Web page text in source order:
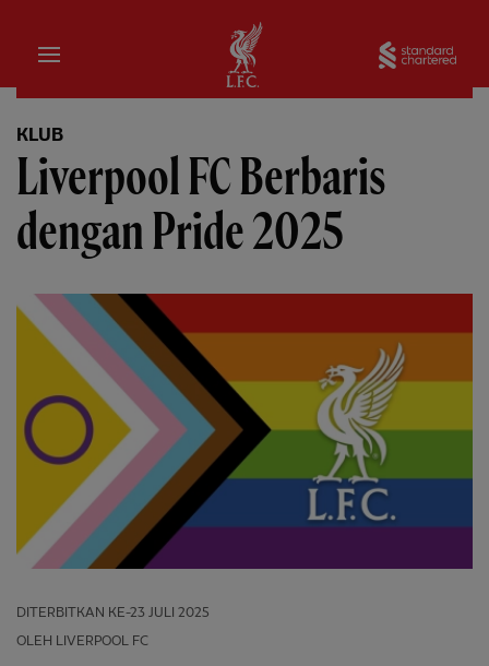
Rumah
KLUB
Liverpool FC Berbaris
dengan Pride 2025
DITERBITKAN KE-23 JULI 2025
OLEH LIVERPOOL FC